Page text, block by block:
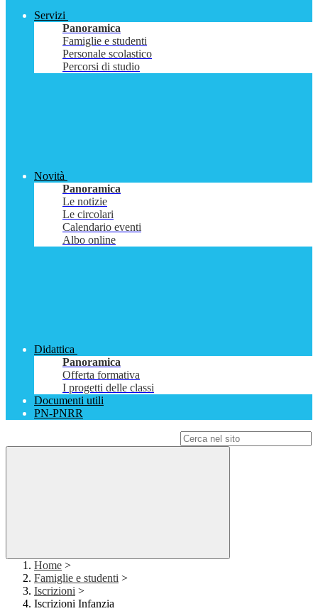
Servizi
Panoramica
Famiglie e studenti
Personale scolastico
Percorsi di studio
Novità
Panoramica
Le notizie
Le circolari
Calendario eventi
Albo online
Didattica
Panoramica
Offerta formativa
I progetti delle classi
Documenti utili
PN-PNRR
Home >
Famiglie e studenti >
Iscrizioni >
Iscrizioni Infanzia